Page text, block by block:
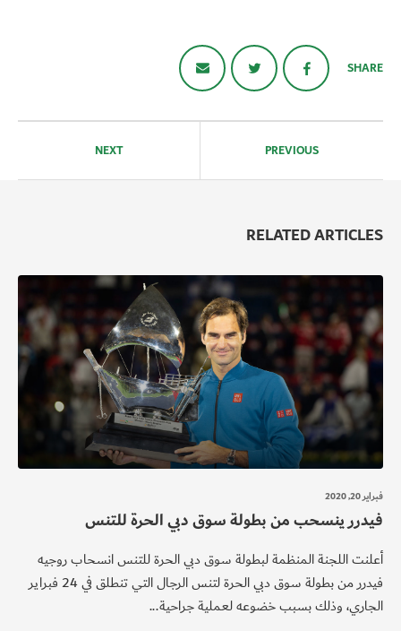
SHARE
تصفّح
PREVIOUS
NEXT
RELATED ARTICLES
فبراير 20, 2020
فيدرر ينسحب من بطولة سوق دبي الحرة للتنس
أعلنت اللجنة المنظمة لبطولة سوق دبي الحرة للتنس انسحاب روجيه
فيدرر من بطولة سوق دبي الحرة لتنس الرجال التي تنطلق في 24 فبراير
الجاري، وذلك بسبب خضوعه لعملية جراحية...